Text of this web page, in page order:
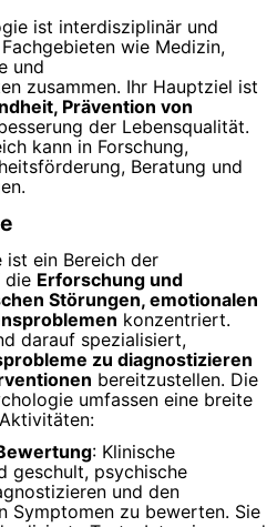
ist interdisziplinär und
wie Medizin,
und
zusammen. Ihr Hauptziel ist
Prävention von
der Lebensqualität.
kann in Forschung,
Beratung und
ist ein Bereich der
die Erforschung und
Störungen, emotionalen
konzentriert.
darauf spezialisiert,
zu diagnostizieren
bereitzustellen. Die
umfassen eine breite
: Klinische
geschult, psychische
und den
Symptomen zu bewerten. Sie